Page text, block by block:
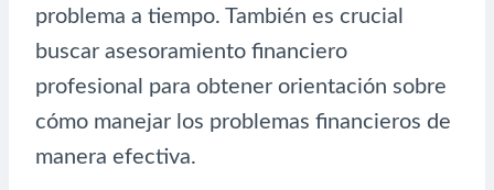
problema a tiempo. También es crucial
buscar asesoramiento financiero
profesional para obtener orientación sobre
cómo manejar los problemas financieros de
manera efectiva.